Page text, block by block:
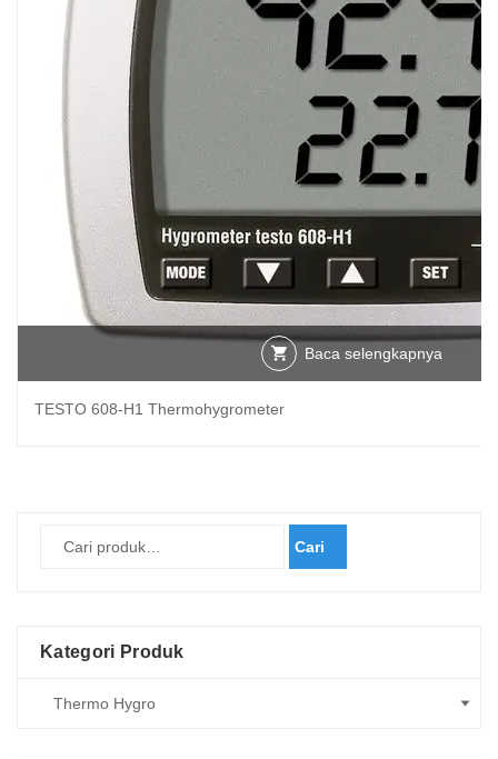
Baca selengkapnya
TESTO 608-H1 Thermohygrometer
Cari
Kategori Produk